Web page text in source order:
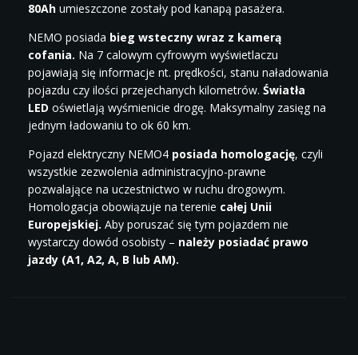
80Ah umieszczone zostały pod kanapą pasażera.
NEMO posiada bieg wsteczny wraz z kamerą
cofania. Na 7 calowym cyfrowym wyświetlaczu
pojawiają się informacje nt. prędkości, stanu naładowania
pojazdu czy ilości przejechanych kilometrów. Światła
LED oświetlają wyśmienicie drogę. Maksymalny zasięg na
jednym ładowaniu to ok 60 km.
Pojazd elektryczny NEMO4 posiada homologację, czyli
wszystkie zezwolenia administracyjno-prawne
pozwalające na uczestnictwo w ruchu drogowym.
Homologacja obowiązuje na terenie całej Unii
Europejskiej. Aby poruszać się tym pojazdem nie
wystarczy dowód osobisty – należy posiadać prawo
jazdy (A1, A2, A, B lub AM).